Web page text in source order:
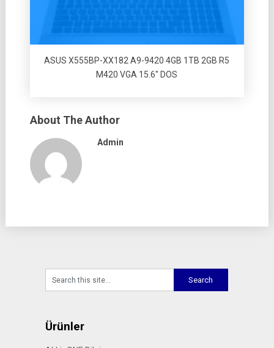
ASUS X555BP-XX182 A9-9420 4GB 1TB 2GB R5
M420 VGA 15.6″ DOS
About The Author
Admin
Ürünler